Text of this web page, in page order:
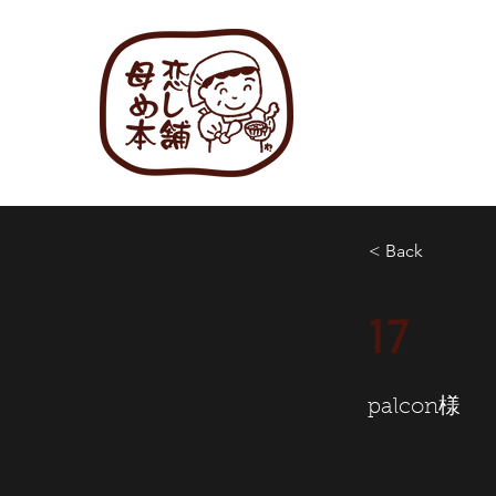
< Back
17
palcon様